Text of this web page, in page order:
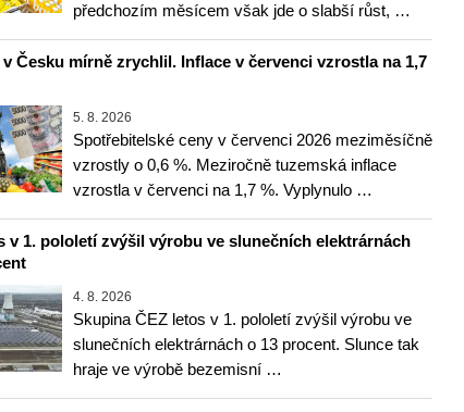
předchozím měsícem však jde o slabší růst, …
v Česku mírně zrychlil. Inflace v červenci vzrostla na 1,7
5. 8. 2026
Spotřebitelské ceny v červenci 2026 meziměsíčně
vzrostly o 0,6 %. Meziročně tuzemská inflace
vzrostla v červenci na 1,7 %. Vyplynulo …
v 1. pololetí zvýšil výrobu ve slunečních elektrárnách
4. 8. 2026
Skupina ČEZ letos v 1. pololetí zvýšil výrobu ve
slunečních elektrárnách o 13 procent. Slunce tak
hraje ve výrobě bezemisní …